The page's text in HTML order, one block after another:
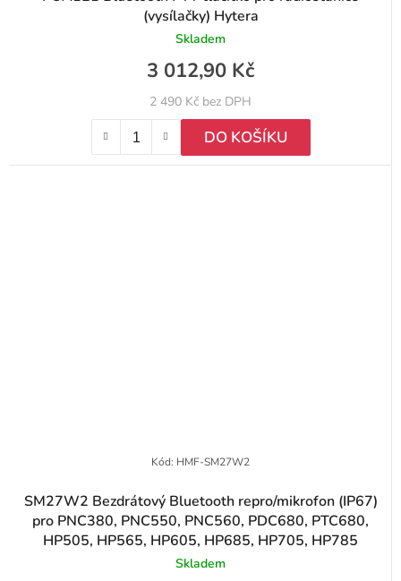
(vysílačky) Hytera
Skladem
2 490 Kč bez DPH
3 012,90 Kč
DO KOŠÍKU
SM27W2 Bezdrátový Bluetooth repro/mikrofon (IP67)
pro PNC380, PNC550, PNC560, PDC680, PTC680,
HP505, HP565, HP605, HP685, HP705, HP785
Skladem
Kód: HMF-SM27W2